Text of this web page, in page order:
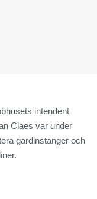
intendent
Claes var under
gardinstänger och